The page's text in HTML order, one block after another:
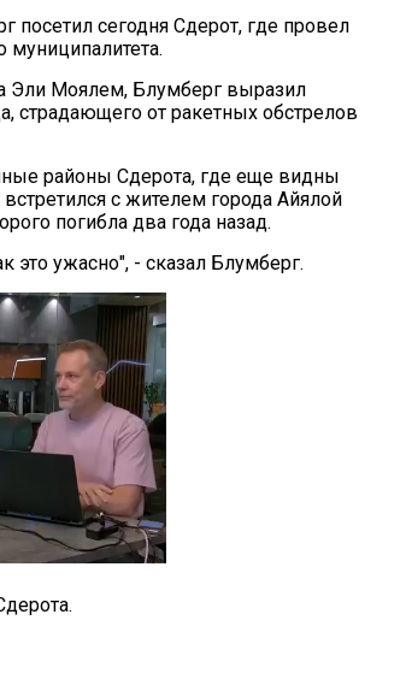
сегодня Сдерот, где провел
муниципалитета.
Эли Моялем, Блумберг выразил
страдающего от ракетных обстрелов
районы Сдерота, где еще видны
с жителем города Айялой
погибла два года назад.
это ужасно", - сказал Блумберг.